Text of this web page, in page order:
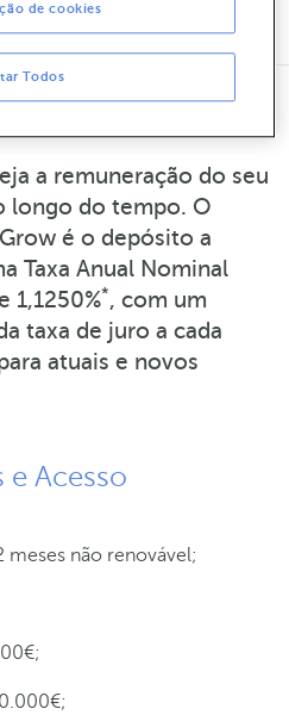
13 00
a remuneração do seu
longo do tempo. O
é o depósito a
Taxa Anual Nominal
1,1250%*, com um
taxa de juro a cada
atuais e novos
e Acesso
meses não renovável;
Todos
de cookies